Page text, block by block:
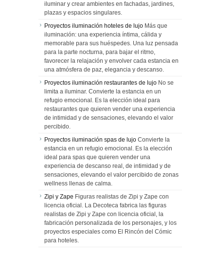
iluminar y crear ambientes en fachadas, jardines,
plazas y espacios singulares.
Proyectos iluminación hoteles de lujo Más que
iluminación: una experiencia íntima, cálida y
memorable para sus huéspedes. Una luz pensada
para la parte nocturna, para bajar el ritmo,
favorecer la relajación y envolver cada estancia en
una atmósfera de paz, elegancia y descanso.
Proyectos iluminación restaurantes de lujo No se
limita a iluminar. Convierte la estancia en un
refugio emocional. Es la elección ideal para
restaurantes que quieren vender una experiencia
de intimidad y de sensaciones, elevando el valor
percibido.
Proyectos iluminación spas de lujo Convierte la
estancia en un refugio emocional. Es la elección
ideal para spas que quieren vender una
experiencia de descanso real, de intimidad y de
sensaciones, elevando el valor percibido de zonas
wellness llenas de calma.
Zipi y Zape Figuras realistas de Zipi y Zape con
licencia oficial. La Decoteca fabrica las figuras
realistas de Zipi y Zape con licencia oficial, la
fabricación personalizada de los personajes, y los
proyectos especiales como El Rincón del Cómic
para hoteles.